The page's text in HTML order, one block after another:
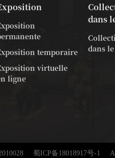
temporaire
virtuelle
ligne
dans
dans
蜀ICP备18018917号-1